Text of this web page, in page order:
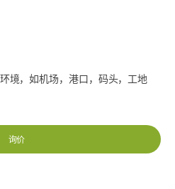
境，如机场，港口，码头，工地
询价